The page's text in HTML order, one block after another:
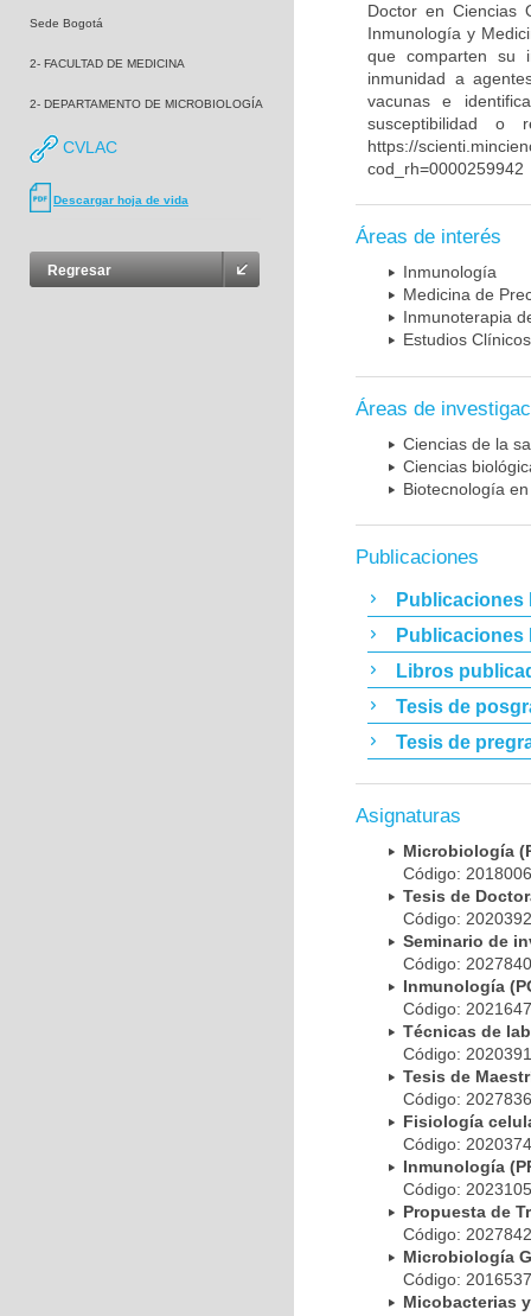
Sede Bogotá
2- FACULTAD DE MEDICINA
2- DEPARTAMENTO DE MICROBIOLOGÍA
CVLAC
Descargar hoja de vida
Regresar
Doctor en Ciencias
Inmunología y
que comparten su
inmunidad a
vacunas e
susceptibilidad o
https://
cod_rh=0000259942
Áreas de interés
Inmunología
Medicina de
Inmunoterapia
Estudios Clínicos
Áreas de
Ciencias de la
Ciencias
Biotecnología
Publicaciones
Publicaciones
Publicaciones
Libros
Tesis de
Tesis de
Asignaturas
Microbiología
Código:
Tesis de
Código:
Seminario de
Código:
Inmunología
Código:
Técnicas de
Código:
Tesis de
Código:
Fisiología
Código:
Inmunología
Código:
Propuesta de
Código:
Microbiología
Código:
Micobacterias